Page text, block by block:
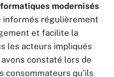
modernisés
informés régulièrement
et facilite la
les acteurs impliqués
constaté lors de
consommateurs qu’ils